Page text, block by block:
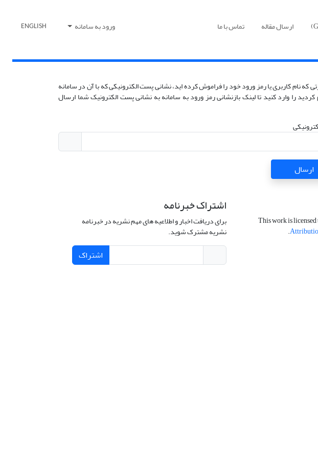
ارسال مقاله تماس با ما ورود به سامانه ENGLISH
که نام کاربری یا رمز ورود خود را فراموش کرده اید، نشانی پست الکترونیکی که با آن در سامانه
کردید را وارد کنید تا لینک بازنشانی رمز ورود به سامانه به نشانی پست الکترونیک شما ارسال
ارسال
This work is
.
اشتراک خبرنامه
برای دریافت اخبار و اطلاعیه های مهم نشریه در خبرنامه
نشریه مشترک شوید.
اشتراک